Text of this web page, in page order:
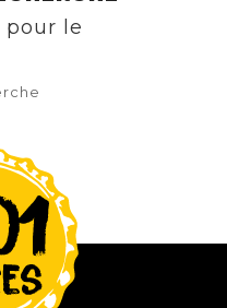
Bière
pour le